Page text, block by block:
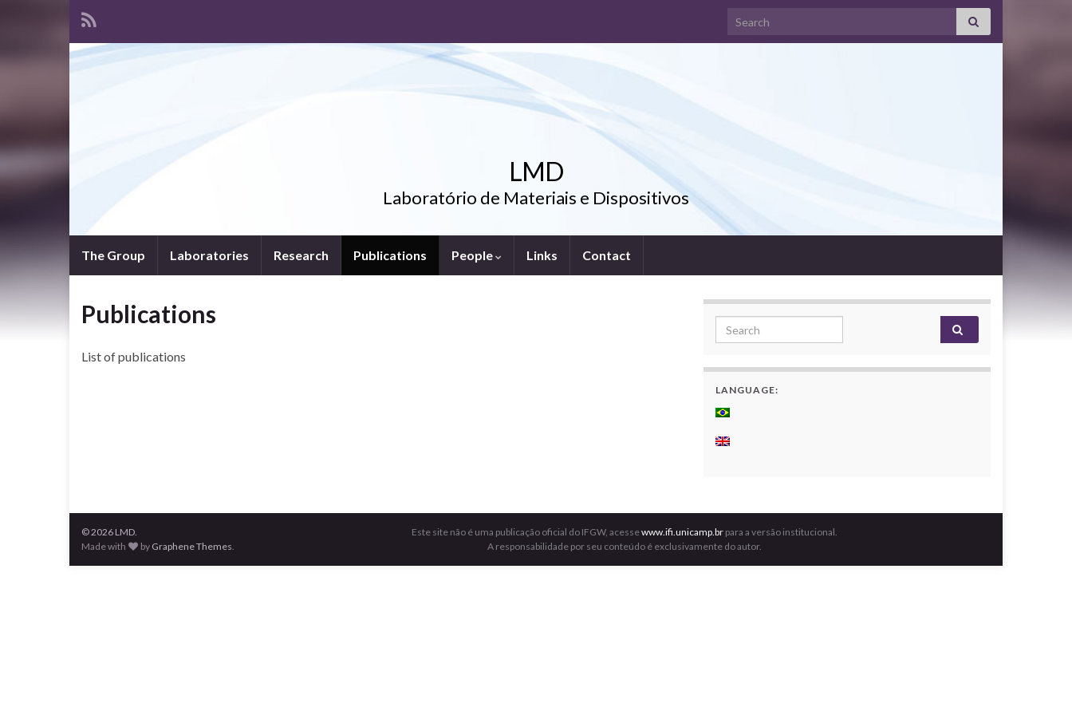
Search for:
LMD
Laboratório de Materiais e Dispositivos
The Group Laboratories Research Publications People Links Contact
Publications
List of publications
Search for:
LANGUAGE:
© 2026 LMD.
Made with
by Graphene Themes.
Este site não é uma publicação oficial do IFGW, acessewww.ifi.unicamp.br para a versão institucional.
A responsabilidade por seu conteúdo é exclusivamente do autor.